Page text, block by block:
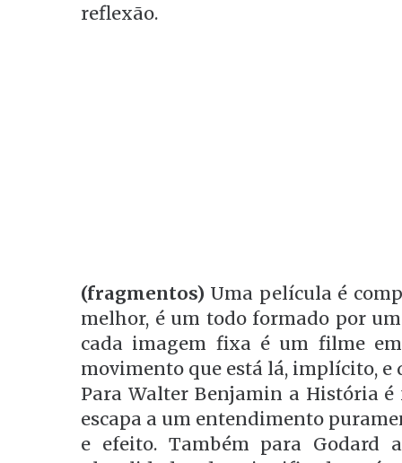
reflexão.
(fragmentos) Uma película é
melhor, é um todo formado por
cada imagem fixa é um filme
movimento que está lá, implícito, e
Para Walter Benjamin a História
escapa a um entendimento
e efeito. Também para Godard